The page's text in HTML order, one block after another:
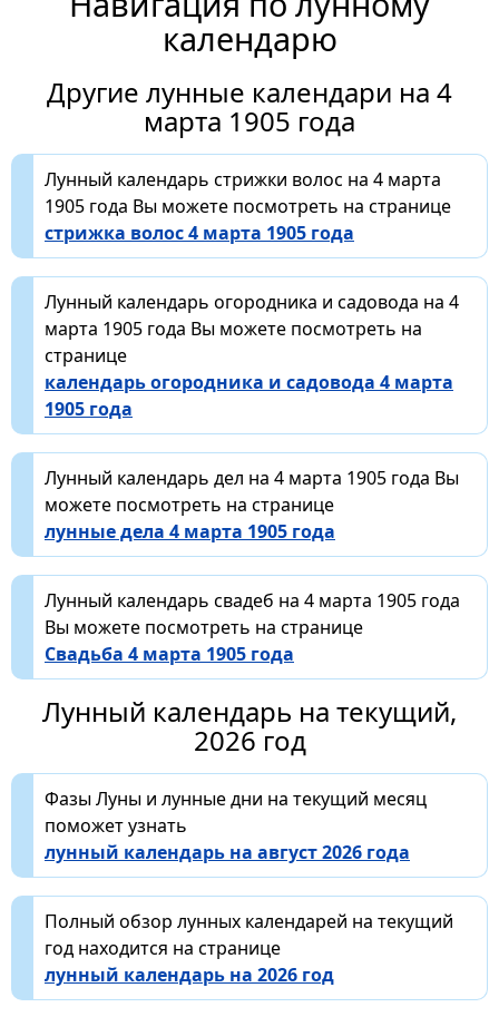
календарю
Другие лунные календари на 4
марта 1905 года
Лунный календарь стрижки волос на 4 марта
1905 года Вы можете посмотреть на странице
стрижка волос 4 марта 1905 года
Лунный календарь огородника и садовода на 4
марта 1905 года Вы можете посмотреть на
странице
календарь огородника и садовода 4 марта
1905 года
Лунный календарь дел на 4 марта 1905 года Вы
можете посмотреть на странице
лунные дела 4 марта 1905 года
Лунный календарь свадеб на 4 марта 1905 года
Вы можете посмотреть на странице
Свадьба 4 марта 1905 года
Лунный календарь на текущий,
2026 год
Фазы Луны и лунные дни на текущий месяц
поможет узнать
лунный календарь на август 2026 года
Полный обзор лунных календарей на текущий
год находится на странице
лунный календарь на 2026 год